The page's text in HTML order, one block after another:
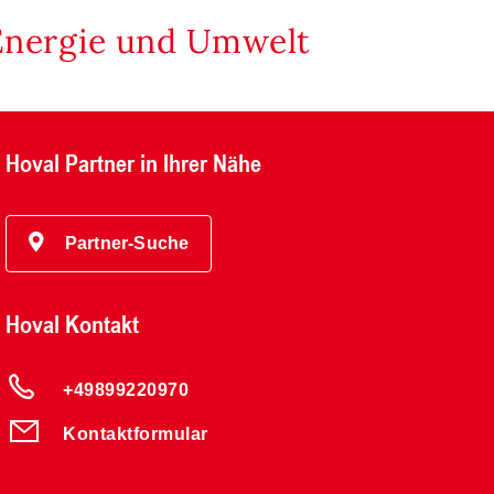
und Umwelt
Hoval Partner in Ihrer Nähe
Partner-Suche
Hoval Kontakt
+49899220970
Kontaktformular